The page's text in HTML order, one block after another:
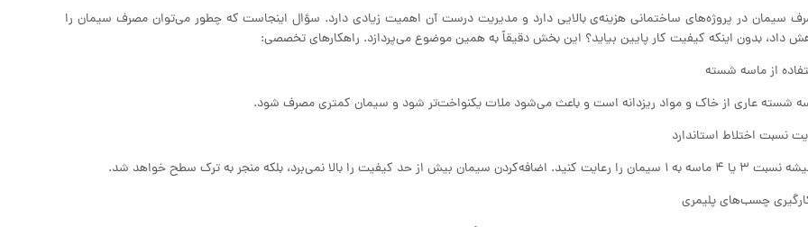
سیمان در پروژه‌های ساختمانی هزینه‌ی بالایی دارد و مدیریت درست آن اهمیت زیادی دارد. سؤال اینجاست که چطور می‌توان مصرف سیمان را
داد، بدون اینکه کیفیت کار پایین بیاید؟ این بخش دقیقاً به همین موضوع می‌پردازد. راهکارهای تخصصی:
از ماسه شسته
شسته عاری از خاک و مواد ریزدانه است و باعث می‌شود ملات یکنواخت‌تر شود و سیمان کمتری مصرف شود.
نسبت اختلاط استاندارد
را رعایت کنید. اضافه‌کردن سیمان بیش از حد کیفیت را بالا نمی‌برد، بلکه منجر به ترک سطح خواهد شد.
چسب‌های پلیمری